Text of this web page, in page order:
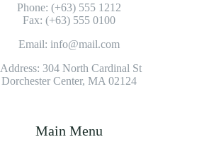
Phone: (+63) 555 1212
Fax: (+63) 555 0100
Email: info@mail.com
Address: 304 North Cardinal St.
Dorchester Center, MA 02124
Main Menu